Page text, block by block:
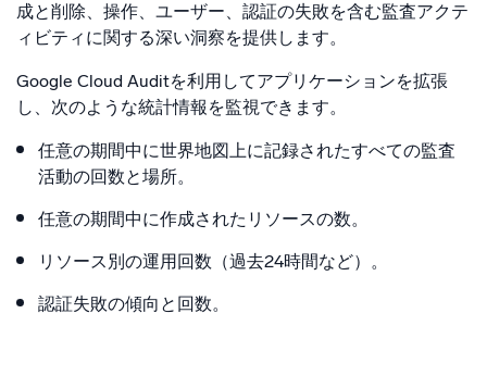
成と削除、操作、ユーザー、認証の失敗を含む監査アクテ
ィビティに関する深い洞察を提供します。
Google Cloud Auditを利用してアプリケーションを拡張
し、次のような統計情報を監視できます。
任意の期間中に世界地図上に記録されたすべての監査
活動の回数と場所。
任意の期間中に作成されたリソースの数。
リソース別の運用回数（過去24時間など）。
認証失敗の傾向と回数。